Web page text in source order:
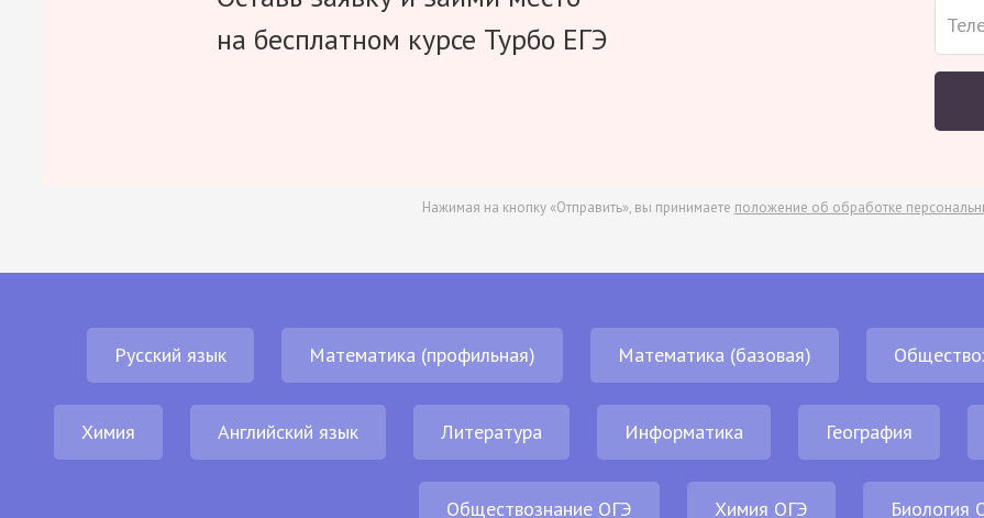
на бесплатном курсе Турбо ЕГЭ
Нажимая на кнопку «Отправить», вы принимаете положение об обработке
Русский язык Математика (профильная) Математика (базовая)
Химия Английский язык Литература Информатика География
Обществознание ОГЭ Химия ОГЭ Биология